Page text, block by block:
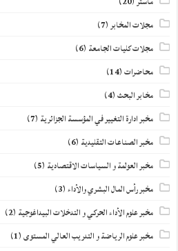
مجلات المخابر(7)
مجلات كليات الجامعة (6)
محاضرات(14)
مخابر البحث(4)
مخبر ادارة التغيير في المؤسسة الجزائرية (7)
مخبر الصناعات التقليدية (6)
مخبر العولمة و السياسات الاقتصادية (5)
مخبر رأس المال البشري والأداء(3)
مخبر علوم الأداء الحركي و التدخلات البيداغوجية (2)
مخبر علوم الرياضة و التدريب العالي المستوى(1)